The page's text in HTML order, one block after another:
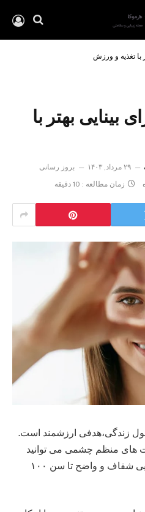
بینایی بهتر با
۲۹ مرداد, ۱۴۰۳
بروز رسانی
زمان مطالعه : 10 دقیقه
زندگی،هدفی ارزشمند است.
های منظم چشمی می توانید
شانس خود را برای داشتن بینایی شفاف و واضح تا سن ۱۰۰